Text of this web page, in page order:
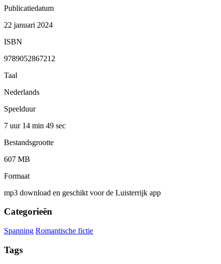
Publicatiedatum
22 januari 2024
ISBN
9789052867212
Taal
Nederlands
Speelduur
7 uur 14 min 49 sec
Bestandsgrootte
607 MB
Formaat
mp3 download en geschikt voor de Luisterrijk app
Categorieën
Spanning Romantische fictie
Tags